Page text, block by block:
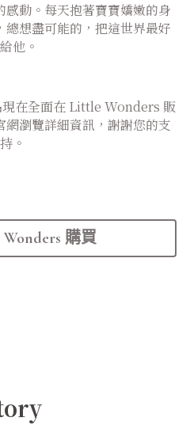
動。每天抱著寶寶嬌嫩的身
想盡可能的，把這世界最好
他。
在全面在 Little Wonders 販
瀏覽詳細資訊，謝謝您的支
持。
購買